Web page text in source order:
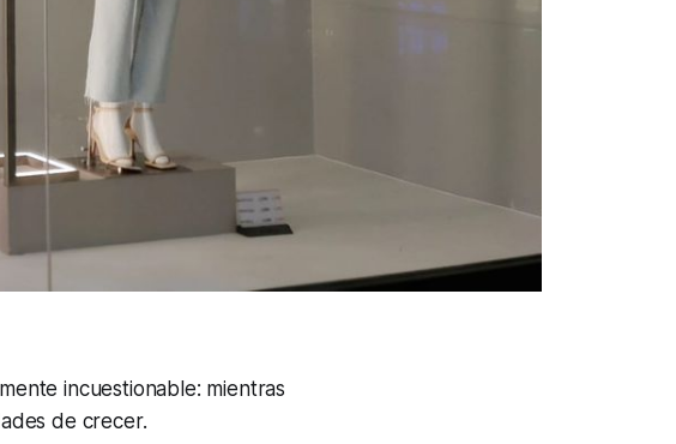
incuestionable: mientras
de crecer.